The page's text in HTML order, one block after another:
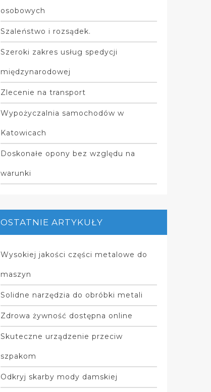
osobowych
Szaleństwo i rozsądek.
Szeroki zakres usług spedycji
międzynarodowej
Zlecenie na transport
Wypożyczalnia samochodów w
Katowicach
Doskonałe opony bez względu na
warunki
OSTATNIE ARTYKUŁY
Wysokiej jakości części metalowe do
maszyn
Solidne narzędzia do obróbki metali
Zdrowa żywność dostępna online
Skuteczne urządzenie przeciw
szpakom
Odkryj skarby mody damskiej